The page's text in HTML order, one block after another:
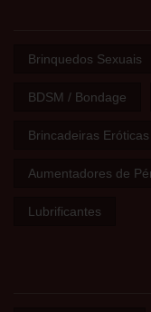
Brinquedos Sexuais
BDSM / Bondage
Brincadeiras Eróticas
Aumentadores de
Lubrificantes